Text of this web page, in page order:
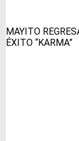
MAYITO
ÉXITO “KARMA”